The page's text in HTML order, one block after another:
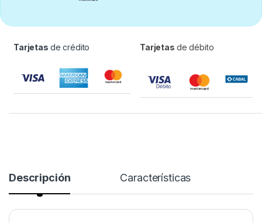
Tarjetas de crédito Tarjetas de débito
Descripción Características